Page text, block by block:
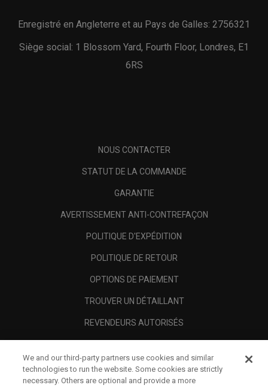
Enregistré en Angleterre et au Pays de Galles: 2756321
Siège social: 1 Blossom Yard, Fourth Floor, Londres, E1
6RS
NOUS CONTACTER
STATUT DE LA COMMANDE
GARANTIE
AVERTISSEMENT ANTI-CONTREFAÇON
POLITIQUE D'EXPÉDITION
POLITIQUE DE RETOUR
OPTIONS DE PAIEMENT
TROUVER UN DÉTAILLANT
REVENDEURS AUTORISÉS
A PROPOS
We and our third-party partners use cookies and similar
technologies to run the website. Some cookies are strictly
necessary. Others are optional and provide a more